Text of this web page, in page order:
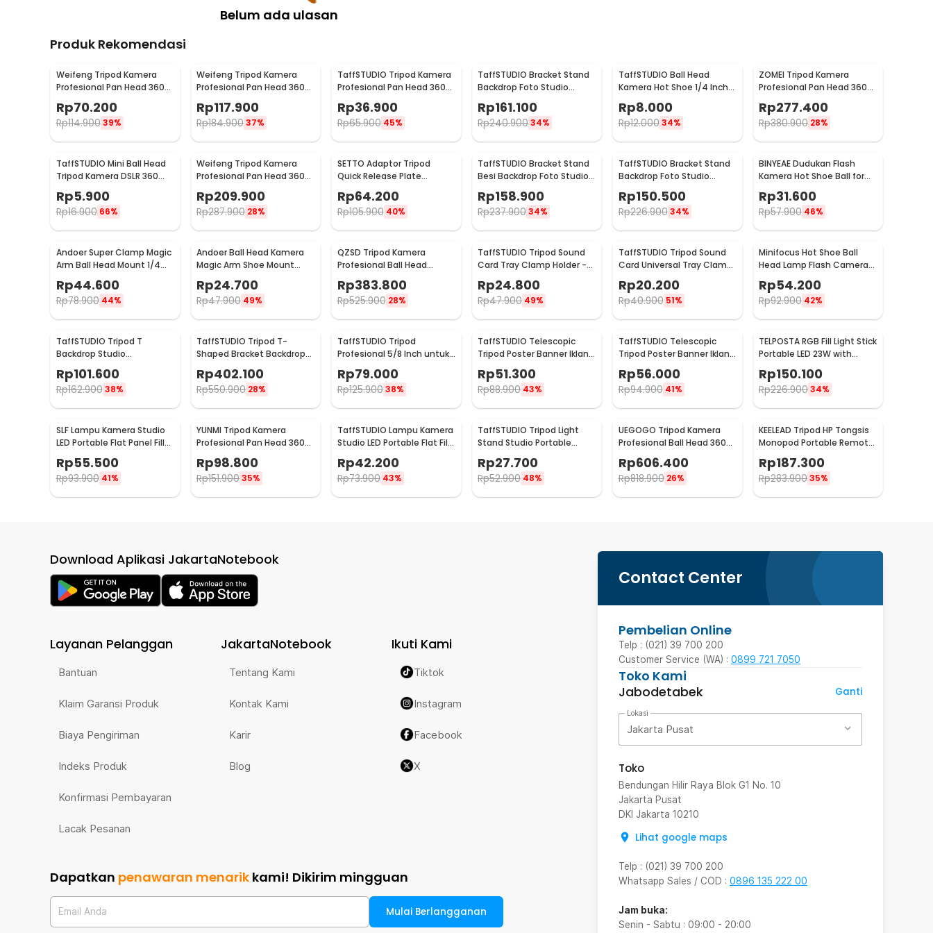
Belum ada ulasan
Produk Rekomendasi
Weifeng Tripod Kamera
Profesional Pan Head 360
WT-3110A (Original)
Rp70.200
Rp114.900 39%
Weifeng Tripod Kamera
Profesional Pan Head 360
Rp117.900
Rp184.90037%
TaffSTUDIO Tripod Kamera
Profesional Pan Head 360
Panoramic 1M - 3110
Rp36.900
Rp65.900 45%
TaffSTUDIO Bracket Stand
Backdrop Foto Studio
190x300cm - BS-300
Rp161.100
Rp240.90034%
TaffSTUDIO Ball Head
Kamera Hot Shoe 1/4 Inch
Universal - QM3621
Rp8.000
Rp12.000 34%
ZOMEI Tripod Kamera
Profesional Pan Head 360
Rp277.400
Rp380.900 28%
TaffSTUDIO Mini Ball Head
Tripod Kamera DSLR 360
Rp5.900
Rp16.900 66%
Weifeng Tripod Kamera
Profesional Pan Head 360
3540
Rp209.900
Rp287.900 28%
SETTO Adaptor Tripod
Quick Release Plate
Aluminium 1/4 and 3/8 Inch
- P200
Rp64.200
Rp105.900 40%
TaffSTUDIO Bracket Stand
Besi Backdrop Foto Studio
200x200cm - DD-110
Rp158.900
Rp237.90034%
TaffSTUDIO Bracket Stand
Backdrop Foto Studio
Rp150.500
Rp226.900 34%
BINYEAE Dudukan Flash
Kamera Hot Shoe Ball for
Studio Tripod Type D -
QM3623
Rp31.600
Rp57.900 46%
Andoer Super Clamp Magic
Arm Ball Head Mount 1/4
3/8 Inch - 1420
Rp44.600
Rp78.900 44%
Andoer Ball Head Kamera
Magic Arm Shoe Mount
Rp24.700
Rp47.900 49%
QZSD Tripod Kamera
Profesional Ball Head
Horizontal Mount 1.54M -
Q-202F
Rp383.800
Rp525.900 28%
TaffSTUDIO Tripod Sound
Card Tray Clamp Holder -
Rp24.800
Rp47.900 49%
TaffSTUDIO Tripod Sound
Card Universal Tray Clamp
Rp20.200
Rp40.900 51%
Minifocus Hot Shoe Ball
Head Lamp Flash Camera
Rp54.200
Rp92.900 42%
TaffSTUDIO Tripod T
Backdrop Studio
150x200cm with 4 Clamp -
DD-111
Rp101.600
Rp162.900 38%
TaffSTUDIO Tripod T-
Shaped Bracket Backdrop
Rp402.100
Rp550.900 28%
TaffSTUDIO Tripod
Profesional 5/8 Inch untuk
Rp79.000
Rp125.900 38%
TaffSTUDIO Telescopic
Tripod Poster Banner Iklan
Stand 2 Section - FC-281
Rp51.300
Rp88.900 43%
TaffSTUDIO Telescopic
Tripod Poster Banner Iklan
Stand 3 Section - FC-281
Rp56.000
Rp94.900 41%
TELPOSTA RGB Fill Light Stick
Portable LED 23W with
Rp150.100
Rp226.90034%
SLF Lampu Kamera Studio
LED Portable Flat Panel Fill
Rp55.500
Rp93.900 41%
YUNMI Tripod Kamera
Profesional Pan Head 360
Panoramic 140cm - F-
3366T
Rp98.800
Rp151.90035%
TaffSTUDIO Lampu Kamera
Studio LED Portable Flat Fill
Rp42.200
Rp73.900 43%
TaffSTUDIO Tripod Light
Stand Studio Portable
190cm 1.9M - 190E
Rp27.700
Rp52.900 48%
UEGOGO Tripod Kamera
Profesional Ball Head 360
Panoramic Monopod 2.05M
- C11
Rp606.400
Rp818.900 26%
KEELEAD Tripod HP Tongsis
Monopod Portable Remote
Bluetooth Fill Light - L16
Rp187.300
Rp283.90035%
Contact Center
Pembelian Online
Telp : (021) 39 700 200
Customer Service (WA) : 0899 721 7050
Toko Kami
Jabodetabek
Ganti
Lokasi
Jakarta Pusat
Toko
Bendungan Hilir Raya Blok G1 No. 10
Jakarta Pusat
DKI Jakarta 10210
Lihat google maps
Telp : (021) 39 700 200
Whatsapp Sales / COD : 0896 135 222 00
Jam buka:
Senin - Sabtu : 09:00 - 20:00
Download Aplikasi JakartaNotebook
Layanan Pelanggan
Bantuan
Klaim Garansi Produk
Biaya Pengiriman
Indeks Produk
Konfirmasi Pembayaran
Lacak Pesanan
JakartaNotebook
Tentang Kami
Kontak Kami
Karir
Blog
Ikuti Kami
Tiktok
Instagram
Facebook
X
Dapatkan penawaran menarik kami! Dikirim mingguan
Email Anda Mulai Berlangganan